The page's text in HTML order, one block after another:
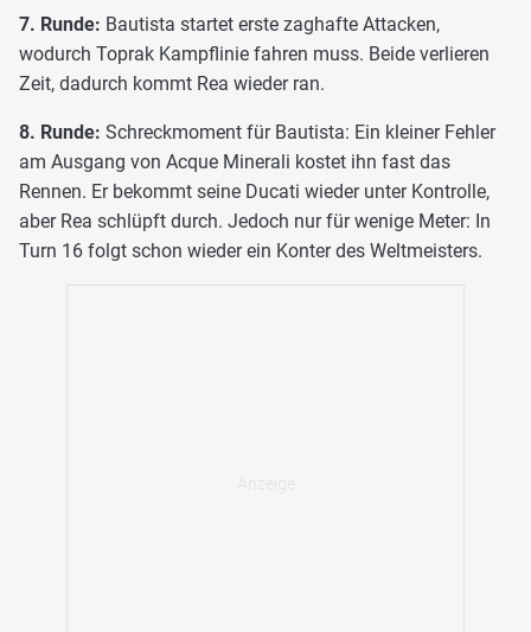
7. Runde: Bautista startet erste zaghafte Attacken,
wodurch Toprak Kampflinie fahren muss. Beide verlieren
Zeit, dadurch kommt Rea wieder ran.
8. Runde: Schreckmoment für Bautista: Ein kleiner Fehler
am Ausgang von Acque Minerali kostet ihn fast das
Rennen. Er bekommt seine Ducati wieder unter Kontrolle,
aber Rea schlüpft durch. Jedoch nur für wenige Meter: In
Turn 16 folgt schon wieder ein Konter des Weltmeisters.